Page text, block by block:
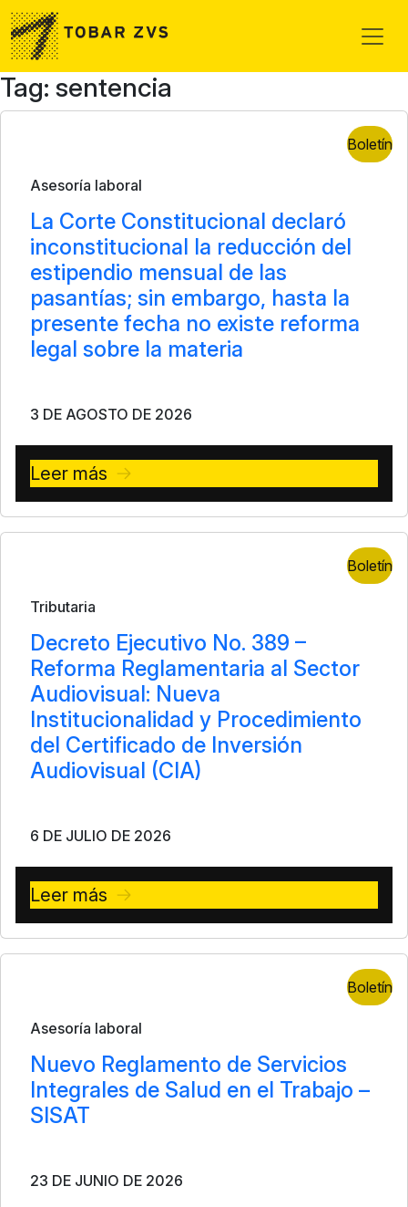
Skip to main content
Tag: sentencia
Boletín
Asesoría laboral
La Corte Constitucional declaró
inconstitucional la reducción del
estipendio mensual de las
pasantías; sin embargo, hasta la
presente fecha no existe reforma
legal sobre la materia
3 DE AGOSTO DE 2026
Leer más
Boletín
Tributaria
Decreto Ejecutivo No. 389 –
Reforma Reglamentaria al Sector
Audiovisual: Nueva
Institucionalidad y Procedimiento
del Certificado de Inversión
Audiovisual (CIA)
6 DE JULIO DE 2026
Leer más
Boletín
Asesoría laboral
Nuevo Reglamento de Servicios
Integrales de Salud en el Trabajo –
SISAT
23 DE JUNIO DE 2026